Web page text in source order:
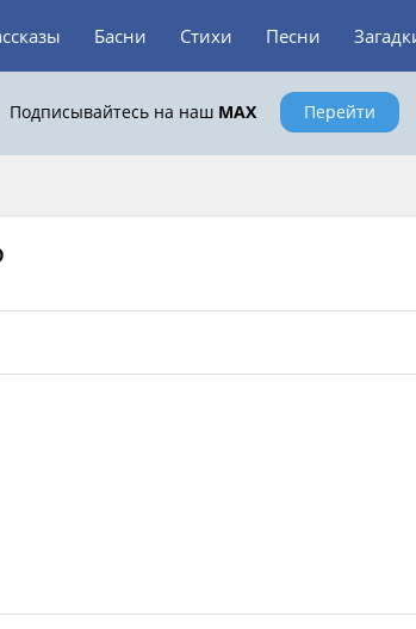
Басни Стихи Песни
Подписывайтесь на наш MAX Перейти